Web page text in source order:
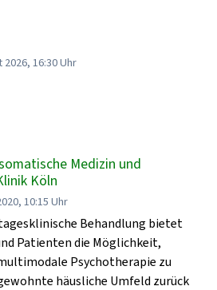
16:30 Uhr
Medizin und
Köln
10:15 Uhr
Behandlung bietet
Patienten die Möglichkeit,
Psychotherapie zu
häusliche Umfeld zurück